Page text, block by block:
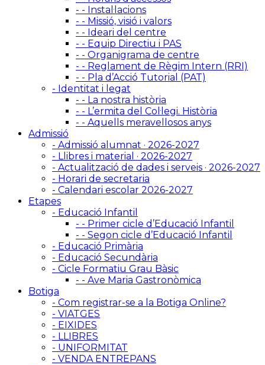
- - Instal·lacions
- - Missió, visió i valors
- - Ideari del centre
- - Equip Directiu i PAS
- - Organigrama de centre
- - Reglament de Règim Intern (RRI)
- - Pla d’Acció Tutorial (PAT)
- Identitat i legat
- - La nostra història
- - L’ermita del Col·legi. Història
- - Aquells meravellosos anys
Admissió
- Admissió alumnat · 2026-2027
- Llibres i material · 2026-2027
- Actualització de dades i serveis · 2026-2027
- Horari de secretaria
- Calendari escolar 2026-2027
Etapes
- Educació Infantil
- - Primer cicle d’Educació Infantil
- - Segon cicle d’Educació Infantil
- Educació Primària
- Educació Secundària
- Cicle Formatiu Grau Bàsic
- - Ave Maria Gastronòmica
Botiga
- Com registrar-se a la Botiga Online?
- VIATGES
- EIXIDES
- LLIBRES
- UNIFORMITAT
- VENDA ENTREPANS